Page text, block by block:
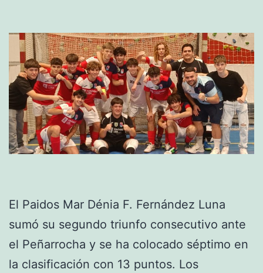
El Paidos Mar Dénia F. Fernández Luna
sumó su segundo triunfo consecutivo ante
el Peñarrocha y se ha colocado séptimo en
la clasificación con 13 puntos. Los